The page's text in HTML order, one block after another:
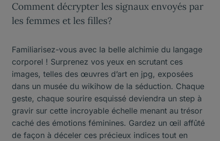
Comment décrypter les signaux envoyés par
les femmes et les filles?
Familiarisez-vous avec la belle alchimie du langage
corporel ! Surprenez vos yeux en scrutant ces
images, telles des œuvres d’art en jpg, exposées
dans un musée du wikihow de la séduction. Chaque
geste, chaque sourire esquissé deviendra un step à
gravir sur cette incroyable échelle menant au trésor
caché des émotions féminines. Gardez un œil affûté
de façon à déceler ces précieux indices tout en